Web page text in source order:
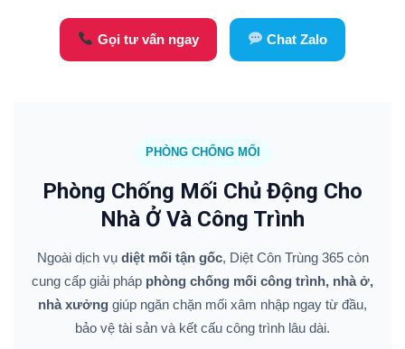
Gọi tư vấn ngay Chat Zalo
PHÒNG CHỐNG MỐI
Phòng Chống Mối Chủ Động Cho
Nhà Ở Và Công Trình
Ngoài dịch vụ diệt mối tận gốc, Diệt Côn Trùng 365 còn
cung cấp giải pháp phòng chống mối công trình, nhà ở,
nhà xưởng giúp ngăn chặn mối xâm nhập ngay từ đầu,
bảo vệ tài sản và kết cấu công trình lâu dài.